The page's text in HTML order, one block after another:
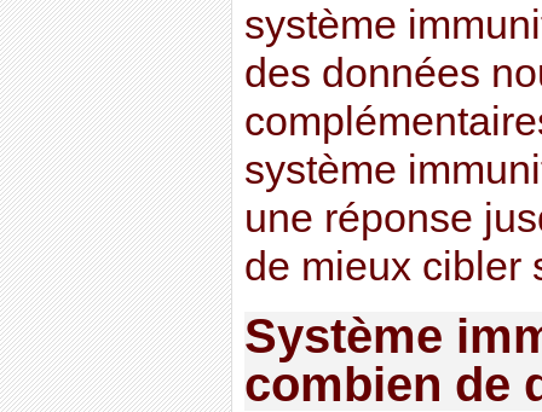
système
des données
système
une réponse
de mieux cibler
Système
combien de